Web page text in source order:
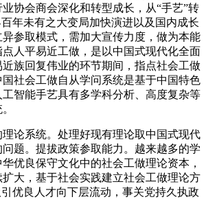
协会商会深化和转型成长，从“手艺”转
年未有之大变局加快演进以及国内成长
参取模式，需加大宣传力度，做为本能
人平易近工做，是以中国式现代化全面
族回复伟业的环节期间，指点社会工做
国社会工做自从学问系统是基于中国特色
智能手艺具有多学科分析、高度复杂等
系统。处理好现有理论取中国式现代
题。提拔政策参取能力。越来越多的学
优良保守文化中的社会工做理论资本，
大，基于社会实践建立社会工做理论方
优良人才向下层流动，事关党持久执政